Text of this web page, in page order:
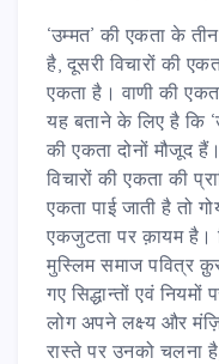
‘उम्मत’ की एकता के
है, दूसरी विचारों की
एकता है। वाणी की
यह बताने के लिए है कि
की एकता दोनों मौजूद
विचारों की एकता की
एकता पाई जाती है तो
एकजुटता पर क़ायम है।
मुस्लिम समाज पवित्र
गए सिद्धान्तों एवं
लोग अपने लक्ष्य और
रास्ते पर उनको